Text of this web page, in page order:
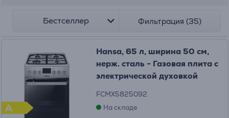
Бестселлер Фильтрация (35)
A
Hansa, 65 л, ширина 50 см,
нерж. сталь - Газовая плита с
электрической духовкой
FCMX5825092
На складе